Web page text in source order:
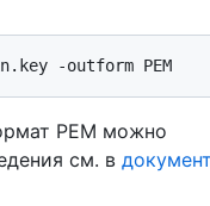
PEM можно
см. в